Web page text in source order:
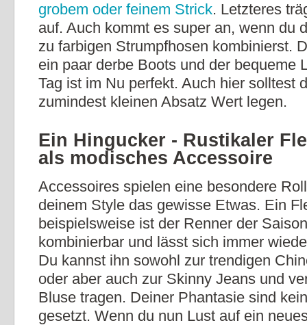
grobem oder feinem Strick. Letzteres
auf. Auch kommt es super an, wenn du
zu farbigen Strumpfhosen kombinierst.
ein paar derbe Boots und der bequeme
Tag ist im Nu perfekt. Auch hier solltest
zumindest kleinen Absatz Wert legen.
Ein Hingucker - Rustikaler
als modisches Accessoire
Accessoires spielen eine besondere
deinem Style das gewisse Etwas. Ein
beispielsweise ist der Renner der
kombinierbar und lässt sich immer
Du kannst ihn sowohl zur trendigen
oder aber auch zur Skinny Jeans und
Bluse tragen. Deiner Phantasie sind
gesetzt. Wenn du nun Lust auf ein